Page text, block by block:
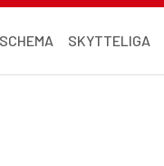
SKYTTELIGA